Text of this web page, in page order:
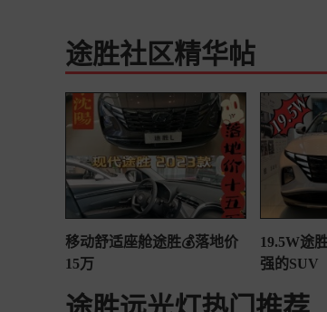
途胜社区精华帖
移动舒适座舱途胜💰落地价
15万
19.5W途
强的SUV